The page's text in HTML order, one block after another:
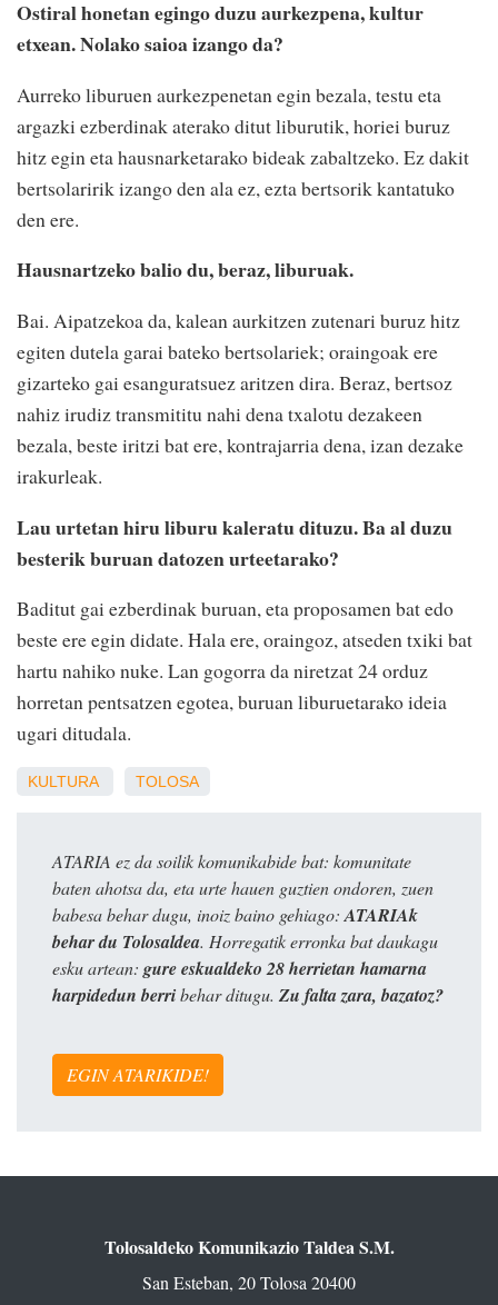
Ostiral honetan egingo duzu aurkezpena, kultur
etxean. Nolako saioa izango da?
Aurreko liburuen aurkezpenetan egin bezala, testu eta
argazki ezberdinak aterako ditut liburutik, horiei buruz
hitz egin eta hausnarketarako bideak zabaltzeko. Ez dakit
bertsolaririk izango den ala ez, ezta bertsorik kantatuko
den ere.
Hausnartzeko balio du, beraz, liburuak.
Bai. Aipatzekoa da, kalean aurkitzen zutenari buruz hitz
egiten dutela garai bateko bertsolariek; oraingoak ere
gizarteko gai esanguratsuez aritzen dira. Beraz, bertsoz
nahiz irudiz transmititu nahi dena txalotu dezakeen
bezala, beste iritzi bat ere, kontrajarria dena, izan dezake
irakurleak.
Lau urtetan hiru liburu kaleratu dituzu. Ba al duzu
besterik buruan datozen urteetarako?
Baditut gai ezberdinak buruan, eta proposamen bat edo
beste ere egin didate. Hala ere, oraingoz, atseden txiki bat
hartu nahiko nuke. Lan gogorra da niretzat 24 orduz
horretan pentsatzen egotea, buruan liburuetarako ideia
ugari ditudala.
KULTURA TOLOSA
ATARIA ez da soilik komunikabide bat: komunitate
baten ahotsa da, eta urte hauen guztien ondoren, zuen
babesa behar dugu, inoiz baino gehiago: ATARIAk
behar du Tolosaldea. Horregatik erronka bat daukagu
esku artean: gure eskualdeko 28 herrietan hamarna
harpidedun berribehar ditugu. Zu falta zara, bazatoz?
EGIN ATARIKIDE!
Tolosaldeko Komunikazio Taldea S.M.
San Esteban, 20 Tolosa 20400